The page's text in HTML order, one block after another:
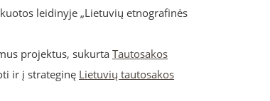
leidinyje „Lietuvių etnografinės
projektus, sukurta Tautosakos
ir į strateginę Lietuvių tautosakos